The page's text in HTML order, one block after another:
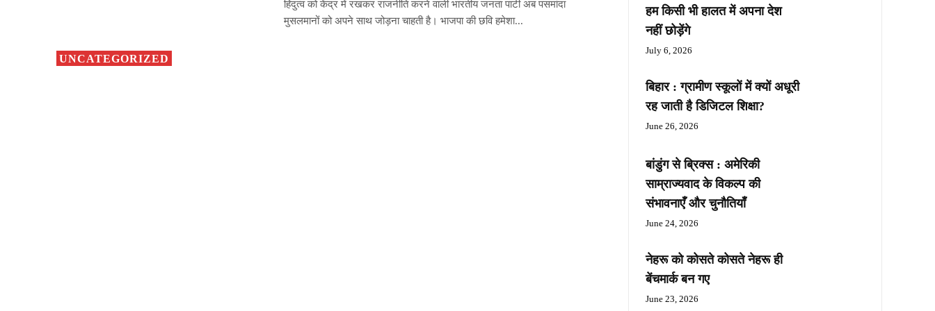
UNCATEGORIZED
हिंदुत्व को केंद्र में रखकर राजनीति करने वाली भारतीय जनता पार्टी अब पसमांदा
मुसलमानों को अपने साथ जोड़ना चाहती है। भाजपा की छवि हमेशा...
हम किसी भी हालत में अपना देश
नहीं छोड़ेंगे
July 6, 2026
बिहार : ग्रामीण स्कूलों में क्यों अधूरी
रह जाती है डिजिटल शिक्षा?
June 26, 2026
बांडुंग से ब्रिक्स : अमेरिकी
साम्राज्यवाद के विकल्प की
संभावनाएँ और चुनौतियाँ
June 24, 2026
नेहरू को कोसते कोसते नेहरू ही
बेंचमार्क बन गए
June 23, 2026